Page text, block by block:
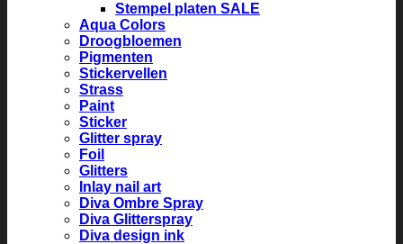
Stempel platen SALE
Aqua Colors
Droogbloemen
Pigmenten
Stickervellen
Strass
Paint
Sticker
Glitter spray
Foil
Glitters
Inlay nail art
Diva Ombre Spray
Diva Glitterspray
Diva design ink